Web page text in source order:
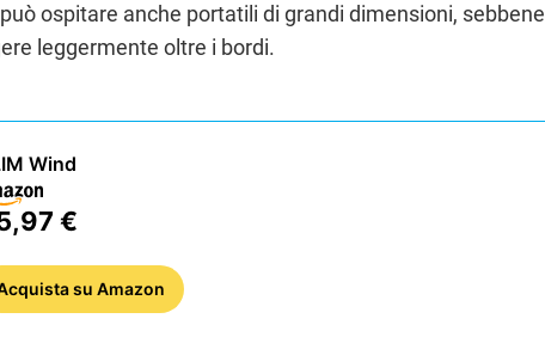
ospitare anche portatili di grandi dimensioni, sebbene
leggermente oltre i bordi.
Wind
€
su Amazon